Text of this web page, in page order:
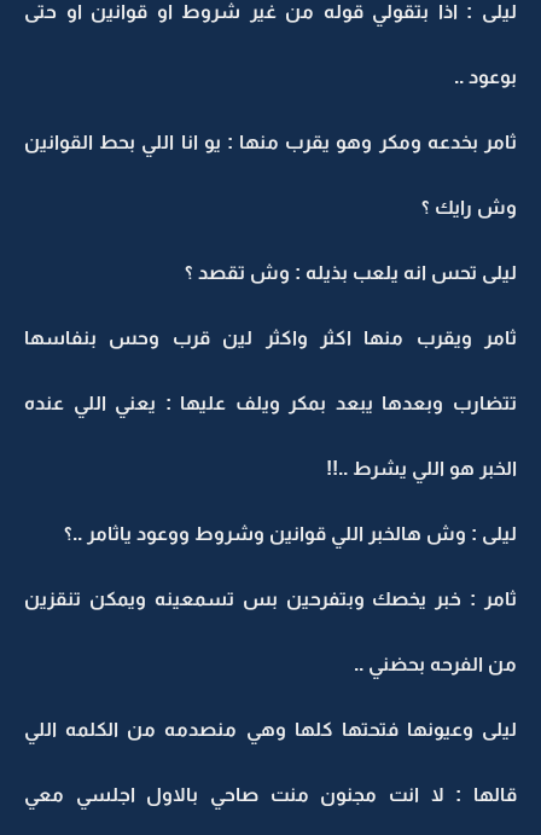
ليلى : اذا بتقولي قوله من غير شروط او قوانين او حتى
بوعود ..
ثامر بخدعه ومكر وهو يقرب منها : يو انا اللي بحط القوانين
وش رايك ؟
ليلى تحس انه يلعب بذيله : وش تقصد ؟
ثامر ويقرب منها اكثر واكثر لين قرب وحس بنفاسها
تتضارب وبعدها يبعد بمكر ويلف عليها : يعني اللي عنده
الخبر هو اللي يشرط ..!!
ليلى : وش هالخبر اللي قوانين وشروط ووعود ياثامر ..؟
ثامر : خبر يخصك وبتفرحين بس تسمعينه ويمكن تنقزين
من الفرحه بحضني ..
ليلى وعيونها فتحتها كلها وهي منصدمه من الكلمه اللي
قالها : لا انت مجنون منت صاحي بالاول اجلسي معي